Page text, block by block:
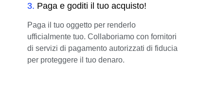
3. Paga e goditi il tuo acquisto!
Paga il tuo oggetto per renderlo
ufficialmente tuo. Collaboriamo con fornitori
di servizi di pagamento autorizzati di fiducia
per proteggere il tuo denaro.